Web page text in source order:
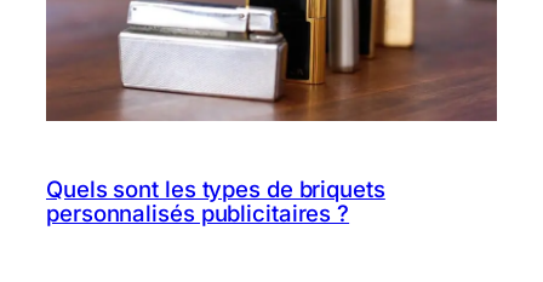
Quels sont les types de briquets
personnalisés publicitaires ?